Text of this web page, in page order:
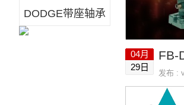
DODGE带座轴承
04月
29日
FB-
发布 :